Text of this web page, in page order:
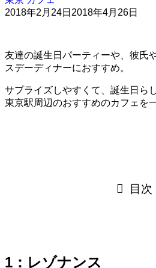
2018年2月24日 2018年4月26日
友達の誕生日パーティーや、彼氏
スデーディナーにおすすめ。
サプライズしやすくて、誕生日ら
東京駅周辺のおすすめのカフェを
目次
1：レゾナンス